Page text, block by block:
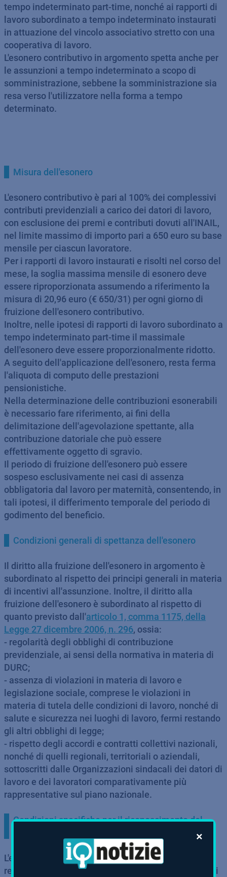
tempo indeterminato part-time, nonché ai rapporti di
lavoro subordinato a tempo indeterminato instaurati
in attuazione del vincolo associativo stretto con una
cooperativa di lavoro.
L'esonero contributivo in argomento spetta anche per
le assunzioni a tempo indeterminato a scopo di
somministrazione, sebbene la somministrazione sia
resa verso l'utilizzatore nella forma a tempo
determinato.
Misura dell'esonero
L'esonero contributivo è pari al 100% dei complessivi
contributi previdenziali a carico dei datori di lavoro,
con esclusione dei premi e contributi dovuti all'INAIL,
nel limite massimo di importo pari a 650 euro su base
mensile per ciascun lavoratore.
Per i rapporti di lavoro instaurati e risolti nel corso del
mese, la soglia massima mensile di esonero deve
essere riproporzionata assumendo a riferimento la
misura di 20,96 euro (€ 650/31) per ogni giorno di
fruizione dell'esonero contributivo.
Inoltre, nelle ipotesi di rapporti di lavoro subordinato a
tempo indeterminato part-time il massimale
dell'esonero deve essere proporzionalmente ridotto.
A seguito dell'applicazione dell'esonero, resta ferma
l'aliquota di computo delle prestazioni
pensionistiche.
Nella determinazione delle contribuzioni esonerabili
è necessario fare riferimento, ai fini della
delimitazione dell'agevolazione spettante, alla
contribuzione datoriale che può essere
effettivamente oggetto di sgravio.
Il periodo di fruizione dell'esonero può essere
sospeso esclusivamente nei casi di assenza
obbligatoria dal lavoro per maternità, consentendo, in
tali ipotesi, il differimento temporale del periodo di
godimento del beneficio.
Condizioni generali di spettanza dell'esonero
Il diritto alla fruizione dell'esonero in argomento è
subordinato al rispetto dei principi generali in materia
di incentivi all'assunzione. Inoltre, il diritto alla
fruizione dell'esonero è subordinato al rispetto di
quanto previsto dall'articolo 1, comma 1175, della
Legge 27 dicembre 2006, n. 296, ossia:
- regolarità degli obblighi di contribuzione
previdenziale, ai sensi della normativa in materia di
DURC;
- assenza di violazioni in materia di lavoro e
legislazione sociale, comprese le violazioni in
materia di tutela delle condizioni di lavoro, nonché di
salute e sicurezza nei luoghi di lavoro, fermi restando
gli altri obblighi di legge;
- rispetto degli accordi e contratti collettivi nazionali,
nonché di quelli regionali, territoriali o aziendali,
sottoscritti dalle Organizzazioni sindacali dei datori di
lavoro e dei lavoratori comparativamente più
rappresentative sul piano nazionale.
Condizioni specifiche per il riconoscimento del
L'esonero contributivo in argomento spetta in
relazione a tutte le nuove assunzioni con contratto di
×